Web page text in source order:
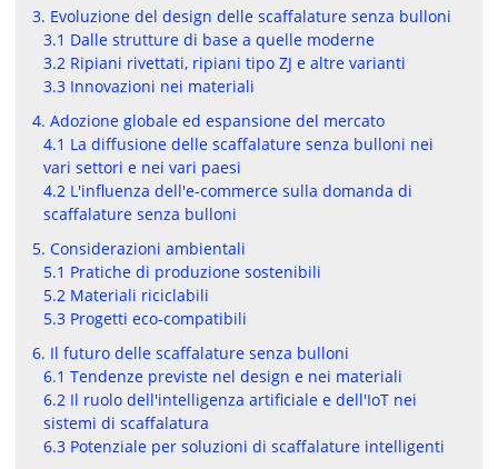
3. Evoluzione del design delle scaffalature senza bulloni
3.1 Dalle strutture di base a quelle moderne
3.2 Ripiani rivettati, ripiani tipo ZJ e altre varianti
3.3 Innovazioni nei materiali
4. Adozione globale ed espansione del mercato
4.1 La diffusione delle scaffalature senza bulloni nei
vari settori e nei vari paesi
4.2 L'influenza dell'e-commerce sulla domanda di
scaffalature senza bulloni
5. Considerazioni ambientali
5.1 Pratiche di produzione sostenibili
5.2 Materiali riciclabili
5.3 Progetti eco-compatibili
6. Il futuro delle scaffalature senza bulloni
6.1 Tendenze previste nel design e nei materiali
6.2 Il ruolo dell'intelligenza artificiale e dell'IoT nei
sistemi di scaffalatura
6.3 Potenziale per soluzioni di scaffalature intelligenti